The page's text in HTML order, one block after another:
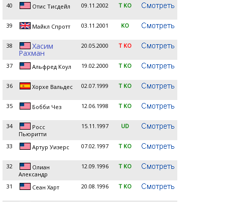
40 Отис Тисдейл 09.11.2002 T KO
39 Майкл Спротт 03.11.2001 KO
38 Хасим
Рахман
20.05.2000 T KO
37 Альфред Коул 19.02.2000 T KO
36 Хорхе Вальдес 02.07.1999 T KO
35 Бобби Чез 12.06.1998 T KO
34
Росс
Пьюритти
15.11.1997 UD
33 Артур Уизерс 07.02.1997 T KO
32
Олиан
Александр
12.09.1996 T KO
31 Сеан Харт 20.08.1996 T KO